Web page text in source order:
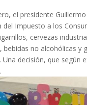
el presidente
del Impuesto a los
cervezas
bebidas no alcohólicas y
Una decisión, que según